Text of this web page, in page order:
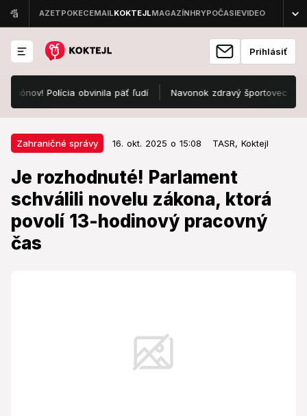
Prihlásiť
Polícia obvinila päť ľudí Navonok zdravý športovec († 15) si
Zahraničné správy 16. okt. 2025 o 15:08 TASR, Koktejl
Je rozhodnuté! Parlament
schválili novelu zákona, ktorá
povolí 13-hodinový pracovný
čas
Zahraničné správy 16. okt. 2025 o 15:08
Je rozhodnuté! Parlament
schválili novelu zákona, ktorá
povolí 13-hodinový pracovný čas
Odbory zorganizovali tento mesiac dva generálne
štrajky proti plánovanej reforme.